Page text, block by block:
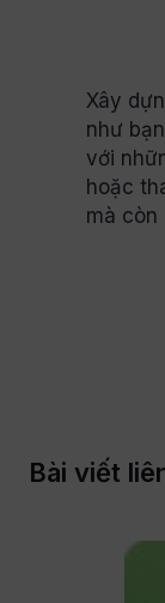
Xây
như
với
hoặc
mà còn
Bài viết